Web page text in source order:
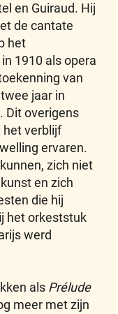
en Guiraud. Hij
de cantate
het
1910 als opera
van
jaar in
Dit overigens
het verblijf
ervaren.
zich niet
en zich
die hij
het orkeststuk
werd
als Prélude
meer met zijn